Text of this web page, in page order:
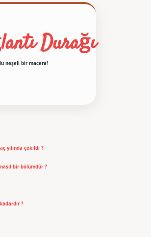
Durağı
neşeli bir macera!
yılında çekildi ?
bir bölümdür ?
?